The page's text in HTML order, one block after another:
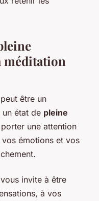
méditation
être un
état de pleine
une attention
émotions et vos
invite à être
à vos